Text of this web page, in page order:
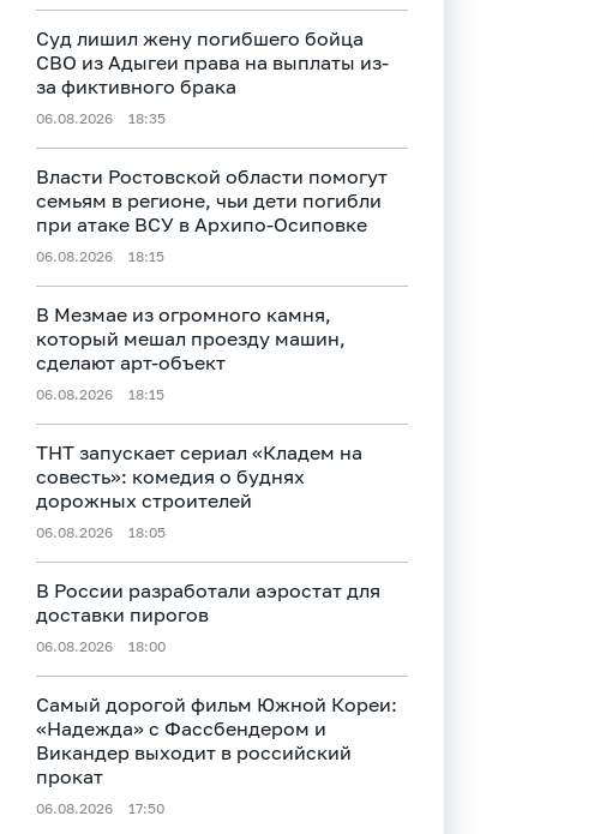
Суд лишил жену погибшего бойца
СВО из Адыгеи права на выплаты из-
за фиктивного брака
06.08.2026 18:35
Власти Ростовской области помогут
семьям в регионе, чьи дети погибли
при атаке ВСУ в Архипо-Осиповке
06.08.2026 18:15
В Мезмае из огромного камня,
который мешал проезду машин,
сделают арт-объект
06.08.2026 18:15
ТНТ запускает сериал «Кладем на
совесть»: комедия о буднях
дорожных строителей
06.08.2026 18:05
В России разработали аэростат для
доставки пирогов
06.08.2026 18:00
Самый дорогой фильм Южной Кореи:
«Надежда» с Фассбендером и
Викандер выходит в российский
прокат
06.08.2026 17:50